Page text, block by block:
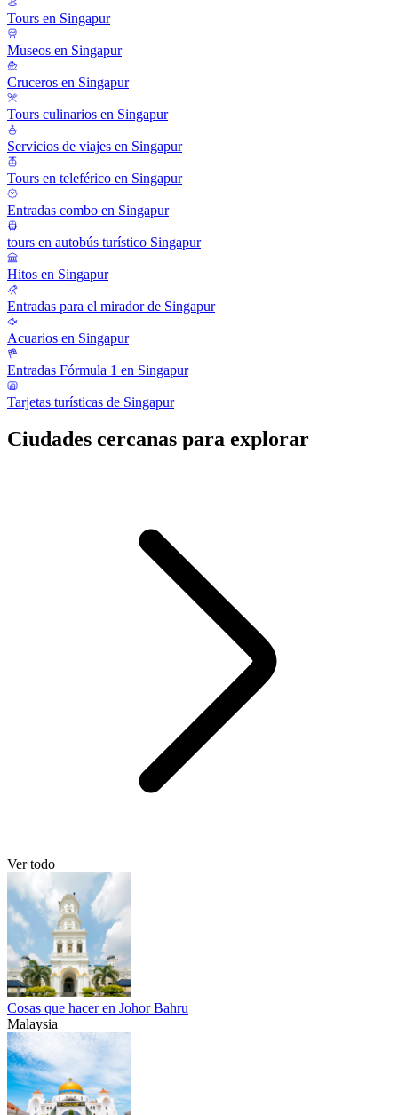
Tours en Singapur
Museos en Singapur
Cruceros en Singapur
Tours culinarios en Singapur
Servicios de viajes en Singapur
Tours en teleférico en Singapur
Entradas combo en Singapur
tours en autobús turístico Singapur
Hitos en Singapur
Entradas para el mirador de Singapur
Acuarios en Singapur
Entradas Fórmula 1 en Singapur
Tarjetas turísticas de Singapur
Ciudades cercanas para explorar
Ver todo
Cosas que hacer en Johor Bahru
Malaysia